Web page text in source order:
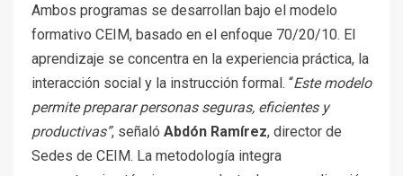
Ambos programas se desarrollan bajo el modelo
formativo CEIM, basado en el enfoque 70/20/10. El
aprendizaje se concentra en la experiencia práctica, la
interacción social y la instrucción formal. “Este modelo
permite preparar personas seguras, eficientes y
productivas”, señaló Abdón Ramírez, director de
Sedes de CEIM. La metodología integra